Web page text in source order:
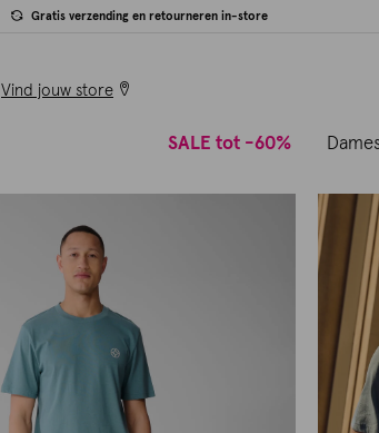
Gratis verzending en retourneren in-store
Vind jouw store
SALE tot -60%